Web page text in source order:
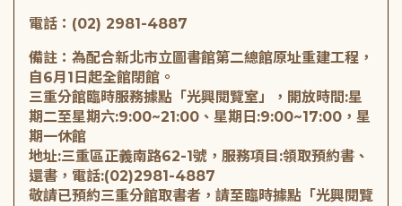
電話：(02) 2981-4887
備註：為配合新北市立圖書館第二總館原址重建工程，
自6月1日起全館閉館。
三重分館臨時服務據點「光興閱覽室」，開放時間:星
期二至星期六:9:00~21:00、星期日:9:00~17:00，星
期一休館
地址:三重區正義南路62-1號，服務項目:領取預約書、
還書，電話:(02)2981-4887
敬請已預約三重分館取書者，請至臨時據點「光興閱覽